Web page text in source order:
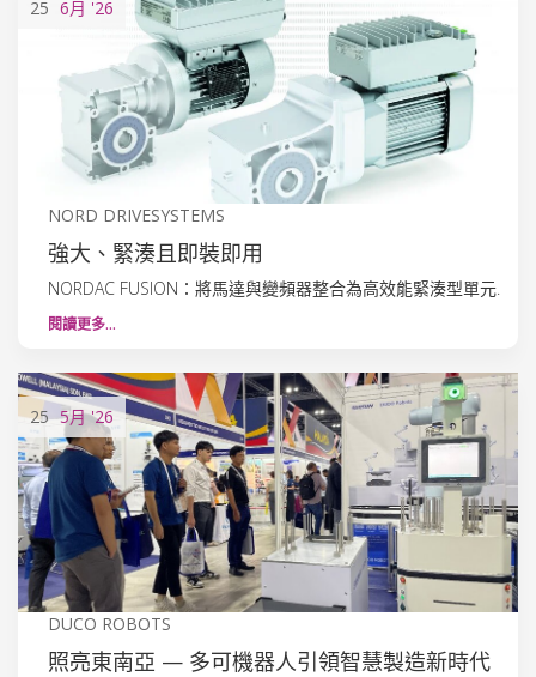
25 6月 '26
NORD DRIVESYSTEMS
強大、緊湊且即裝即用
NORDAC FUSION：將馬達與變頻器整合為高效能緊湊型單元.
閱讀更多…
25 5月'26
DUCO ROBOTS
照亮東南亞 — 多可機器人引領智慧製造新時代